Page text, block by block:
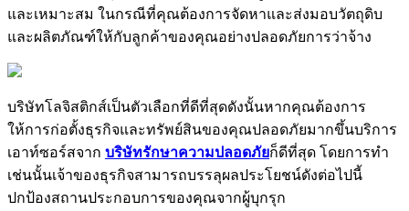
และเหมาะสม ในกรณีที่คุณต้องการจัดหาและส่งมอบวัตถุดิบ
และผลิตภัณฑ์ให้กับลูกค้าของคุณอย่างปลอดภัยการว่าจ้าง
บริษัทโลจิสติกส์เป็นตัวเลือกที่ดีที่สุดดังนั้นหากคุณต้องการ
ให้การก่อตั้งธุรกิจและทรัพย์สินของคุณปลอดภัยมากขึ้นบริการ
เอาท์ซอร์สจาก บริษัทรักษาความปลอดภัยก็ดีที่สุด โดยการทำ
เช่นนั้นเจ้าของธุรกิจสามารถบรรลุผลประโยชน์ดังต่อไปนี้
ปกป้องสถานประกอบการของคุณจากผู้บุกรุก